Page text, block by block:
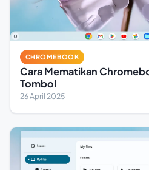
CHROMEBOOK
Cara Mematikan
Tombol
26 April 2025